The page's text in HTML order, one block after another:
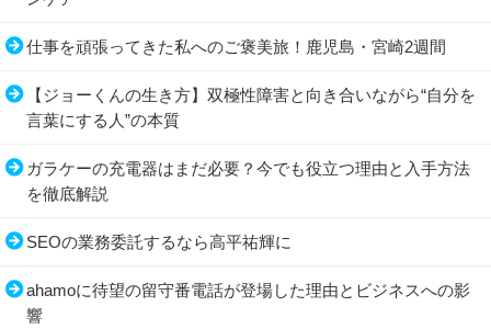
仕事を頑張ってきた私へのご褒美旅！鹿児島・宮崎2週間
【ジョーくんの生き方】双極性障害と向き合いながら“自分を
言葉にする人”の本質
ガラケーの充電器はまだ必要？今でも役立つ理由と入手方法
を徹底解説
SEOの業務委託するなら高平祐輝に
ahamoに待望の留守番電話が登場した理由とビジネスへの影
響